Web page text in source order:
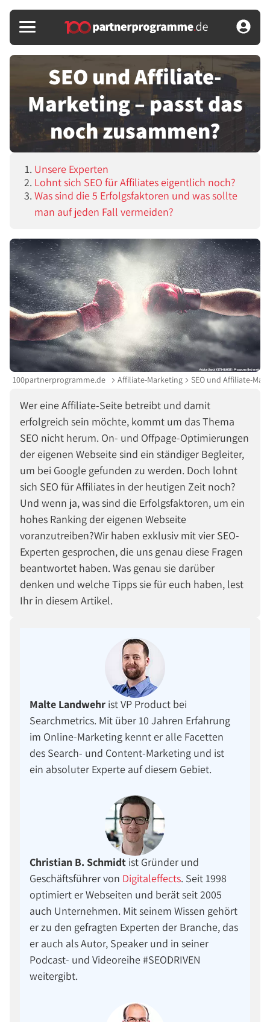
SEO und Affiliate-
Marketing – passt das
noch zusammen?
Unsere Experten
Lohnt sich SEO für Affiliates eigentlich noch?
Was sind die 5 Erfolgsfaktoren und was sollte
man auf jeden Fall vermeiden?
100partnerprogramme.de Affiliate-Marketing SEO und Affiliate-
Wer eine Affiliate-Seite betreibt und damit
erfolgreich sein möchte, kommt um das Thema
SEO nicht herum. On- und Offpage-Optimierungen
der eigenen Webseite sind ein ständiger Begleiter,
um bei Google gefunden zu werden. Doch lohnt
sich SEO für Affiliates in der heutigen Zeit noch?
Und wenn ja, was sind die Erfolgsfaktoren, um ein
hohes Ranking der eigenen Webseite
voranzutreiben?Wir haben exklusiv mit vier SEO-
Experten gesprochen, die uns genau diese Fragen
beantwortet haben. Was genau sie darüber
denken und welche Tipps sie für euch haben, lest
Ihr in diesem Artikel.
Malte Landwehr ist VP Product bei
Searchmetrics. Mit über 10 Jahren Erfahrung
im Online-Marketing kennt er alle Facetten
des Search- und Content-Marketing und ist
ein absoluter Experte auf diesem Gebiet.
Christian B. Schmidt ist Gründer und
Geschäftsführer von Digitaleffects. Seit 1998
optimiert er Webseiten und berät seit 2005
auch Unternehmen. Mit seinem Wissen gehört
er zu den gefragten Experten der Branche, das
er auch als Autor, Speaker und in seiner
Podcast- und Videoreihe #SEODRIVEN
weitergibt.